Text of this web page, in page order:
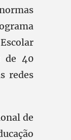
de 40
redes
de